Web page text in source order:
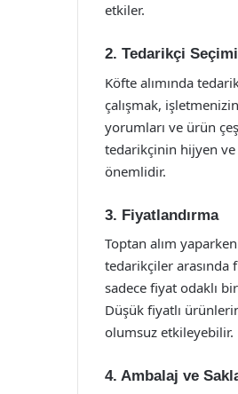
etkiler.
2. Tedarikçi Seçimi
Köfte alımında
çalışmak,
yorumları ve ürün
tedarikçinin hijyen ve
önemlidir.
3. Fiyatlandırma
Toptan alım
tedarikçiler arasında
sadece fiyat odaklı
Düşük fiyatlı
olumsuz etkileyebilir.
4. Ambalaj ve